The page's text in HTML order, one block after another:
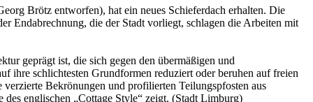
Brötz entworfen), hat ein neues Schieferdach erhalten. Die
Endabrechnung, die der Stadt vorliegt, schlagen die Arbeiten mit
geprägt ist, die sich gegen den übermäßigen und
ihre schlichtesten Grundformen reduziert oder beruhen auf freien
Bekrönungen und profilierten Teilungspfosten aus
englischen „Cottage Style“ zeigt. (Stadt Limburg)